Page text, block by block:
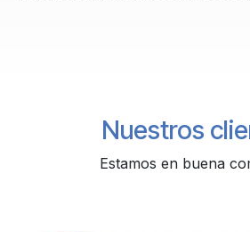
Nuestros
Estamos en buena